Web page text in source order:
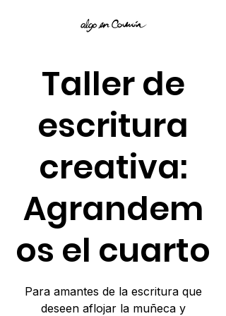
Taller de
escritura
creativa:
Agrandem
os el cuarto
Para amantes de la escritura que
deseen aflojar la muñeca y